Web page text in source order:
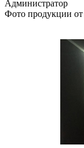
Администратор
Фото продукции